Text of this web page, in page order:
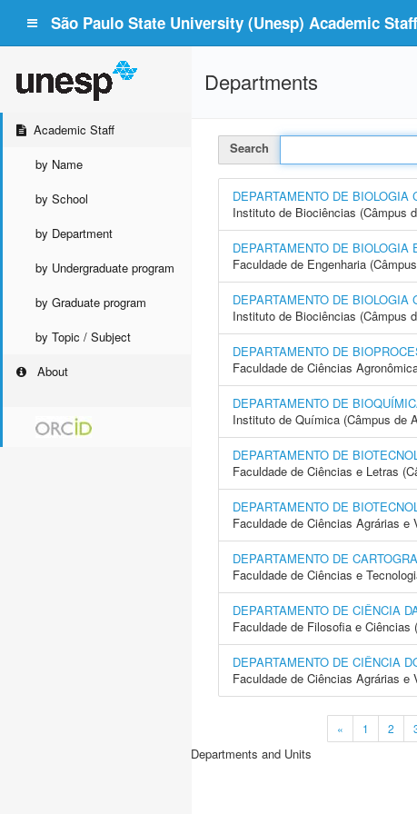
São Paulo State University (Unesp) Academic
Academic Staff
by Name
by School
by Department
by Undergraduate program
by Graduate program
by Topic / Subject
About
Departments
Search
DEPARTAMENTO DE BIOLOGIA
Instituto de Biociências (Câmpus
DEPARTAMENTO DE BIOLOGIA
Faculdade de Engenharia
DEPARTAMENTO DE BIOLOGIA
Instituto de Biociências (Câmpus
DEPARTAMENTO DE
Faculdade de Ciências
DEPARTAMENTO DE
Instituto de Química (Câmpus de
DEPARTAMENTO DE
Faculdade de Ciências e Letras
DEPARTAMENTO DE
Faculdade de Ciências Agrárias e
DEPARTAMENTO DE
Faculdade de Ciências e
DEPARTAMENTO DE CIÊNCIA
Faculdade de Filosofia e Ciências
DEPARTAMENTO DE CIÊNCIA
Faculdade de Ciências Agrárias e
« 1 2
Departments and Units